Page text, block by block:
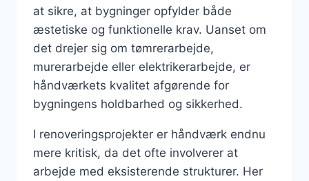
at sikre, at bygninger opfylder både
æstetiske og funktionelle krav. Uanset om
det drejer sig om tømrerarbejde,
murerarbejde eller elektrikerarbejde, er
håndværkets kvalitet afgørende for
bygningens holdbarhed og sikkerhed.
I renoveringsprojekter er håndværk endnu
mere kritisk, da det ofte involverer at
arbejde med eksisterende strukturer. Her